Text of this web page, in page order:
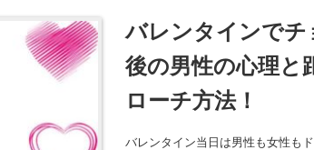
バレンタインでチ
後の男性の心理と
ローチ方法！
バレンタイン当日は男性も女性も